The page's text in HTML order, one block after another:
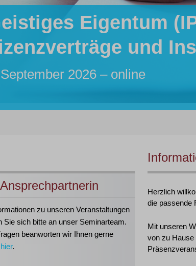
Eigentum
und
2026 – online
r
bis 23. September 2026 in Köln
r
12. Oktober 2026 online
wie angegossen!
Seminare
für Ihre
zu unseren Veranstaltungen
Sie sich bitte an unser Seminarteam.
beanworten wir Ihnen gerne
hier.
Herzlich
die passende
Mit unseren
von zu Hause